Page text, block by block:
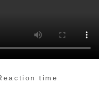
Reaction time